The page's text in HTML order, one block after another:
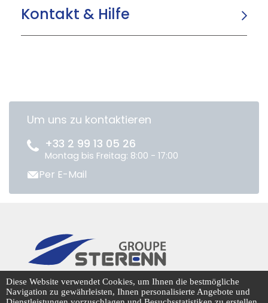
Kontakt & Hilfe
Um uns zu kontaktieren
+33 2 99 13 05 26
Montag bis Freitag: 8:00 - 17:00
Per E-Mail
CENTRADIS © 2026
Diese Website verwendet Cookies, um Ihnen die bestmögliche
Navigation zu gewährleisten, Ihnen personalisierte Angebote und